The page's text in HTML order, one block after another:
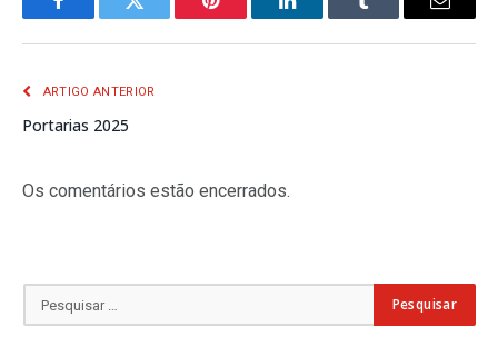
FacebookTwitter Pinterest LinkedInTumblr
E-
ARTIGO ANTERIOR
Portarias 2025
Os comentários estão encerrados.